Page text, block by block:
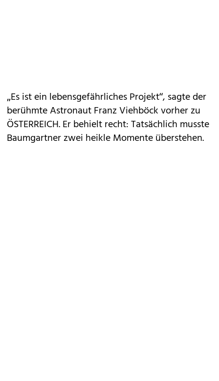
„Es ist ein lebensgefährliches Projekt“, sagte der
berühmte Astronaut Franz Viehböck vorher zu
ÖSTERREICH. Er behielt recht: Tatsächlich musste
Baumgartner zwei heikle Momente überstehen.